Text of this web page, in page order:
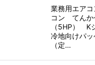
業務用エア
コン てん
（5HP）
冷地向けパ
（定…